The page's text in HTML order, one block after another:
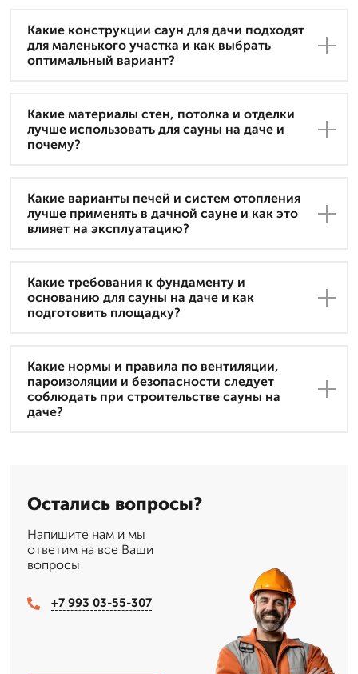
Какие конструкции саун для дачи подходят
для маленького участка и как выбрать
оптимальный вариант?
Какие материалы стен, потолка и отделки
лучше использовать для сауны на даче и
почему?
Какие варианты печей и систем отопления
лучше применять в дачной сауне и как это
влияет на эксплуатацию?
Какие требования к фундаменту и
основанию для сауны на даче и как
подготовить площадку?
Какие нормы и правила по вентиляции,
пароизоляции и безопасности следует
соблюдать при строительстве сауны на
даче?
Остались вопросы?
Напишите нам и мы
ответим на все Ваши
вопросы
+7 993 03-55-307